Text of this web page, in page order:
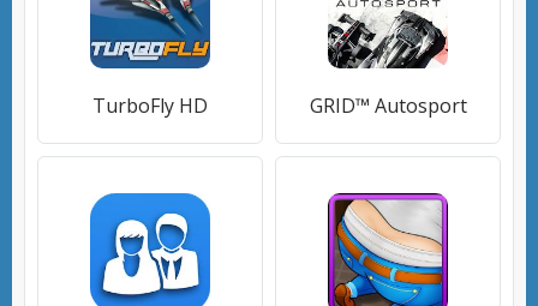
TurboFly HD GRID™ Autosport